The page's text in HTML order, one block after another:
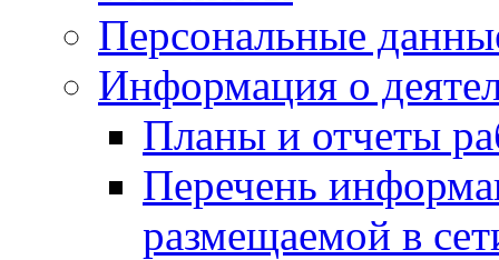
Персональные
Информация о
Планы и отчеты
Перечень
размещаемой в